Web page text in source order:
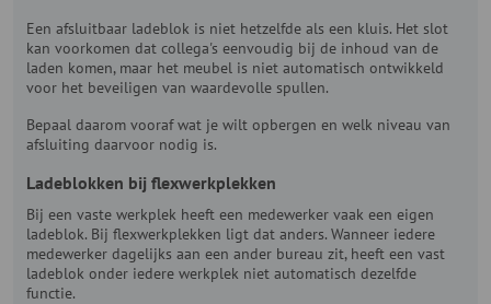
Een afsluitbaar ladeblok is niet hetzelfde als een kluis. Het slot
kan voorkomen dat collega's eenvoudig bij de inhoud van de
laden komen, maar het meubel is niet automatisch ontwikkeld
voor het beveiligen van waardevolle spullen.
Bepaal daarom vooraf wat je wilt opbergen en welk niveau van
afsluiting daarvoor nodig is.
Ladeblokken bij flexwerkplekken
Bij een vaste werkplek heeft een medewerker vaak een eigen
ladeblok. Bij flexwerkplekken ligt dat anders. Wanneer iedere
medewerker dagelijks aan een ander bureau zit, heeft een vast
ladeblok onder iedere werkplek niet automatisch dezelfde
functie.